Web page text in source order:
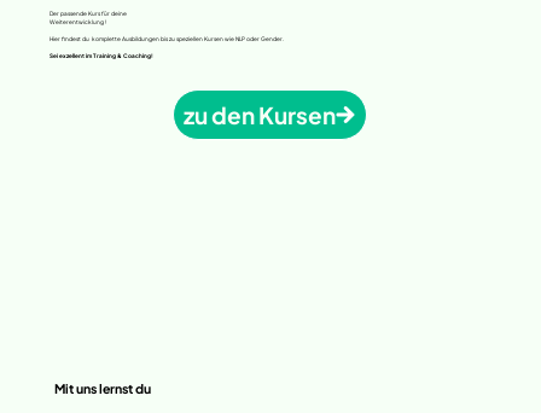
Der passende Kurs für deine
Weiterentwicklung !
Hier findest du komplette Ausbildungen bis zu speziellen Kursen wie NLP oder Gender.
Sei exzellent im Training & Coaching!
zu den Kursen
Mit uns lernst du